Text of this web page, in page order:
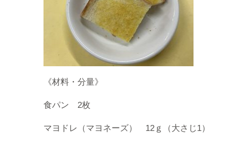
《材料・分量》
食パン 2枚
マヨドレ（マヨネーズ） 12ｇ（大さじ1）